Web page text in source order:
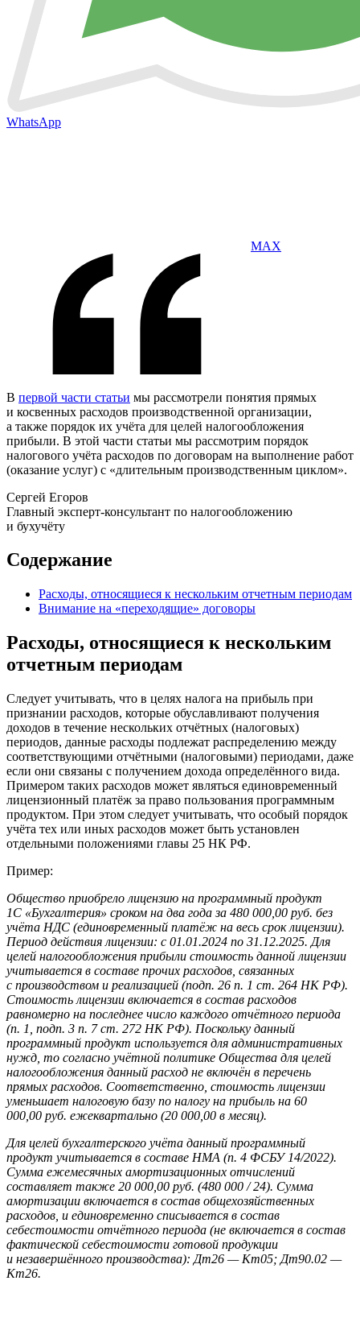
WhatsApp
MAX
В первой части статьи мы рассмотрели понятия прямых
и косвенных расходов производственной организации,
а также порядок их учёта для целей налогообложения
прибыли. В этой части статьи мы рассмотрим порядок
налогового учёта расходов по договорам на выполнение работ
(оказание услуг) с «длительным производственным циклом».
Сергей Егоров
Главный эксперт-консультант по налогообложению
и бухучёту
Содержание
Расходы, относящиеся к нескольким отчетным периодам
Внимание на «переходящие» договоры
Расходы, относящиеся к нескольким
отчетным периодам
Следует учитывать, что в целях налога на прибыль при
признании расходов, которые обуславливают получения
доходов в течение нескольких отчётных (налоговых)
периодов, данные расходы подлежат распределению между
соответствующими отчётными (налоговыми) периодами, даже
если они связаны с получением дохода определённого вида.
Примером таких расходов может являться единовременный
лицензионный платёж за право пользования программным
продуктом. При этом следует учитывать, что особый порядок
учёта тех или иных расходов может быть установлен
отдельными положениями главы 25 НК РФ.
Пример:
Общество приобрело лицензию на программный продукт
1С «Бухгалтерия» сроком на два года за 480 000,00 руб. без
учёта НДС (единовременный платёж на весь срок лицензии).
Период действия лицензии: с 01.01.2024 по 31.12.2025. Для
целей налогообложения прибыли стоимость данной лицензии
учитывается в составе прочих расходов, связанных
с производством и реализацией (подп. 26 п. 1 ст. 264 НК РФ).
Стоимость лицензии включается в состав расходов
равномерно на последнее число каждого отчётного периода
(п. 1, подп. 3 п. 7 ст. 272 НК РФ). Поскольку данный
программный продукт используется для административных
нужд, то согласно учётной политике Общества для целей
налогообложения данный расход не включён в перечень
прямых расходов. Соответственно, стоимость лицензии
уменьшает налоговую базу по налогу на прибыль на 60
000,00 руб. ежеквартально (20 000,00 в месяц).
Для целей бухгалтерского учёта данный программный
продукт учитывается в составе НМА (п. 4 ФСБУ 14/2022).
Сумма ежемесячных амортизационных отчислений
составляет также 20 000,00 руб. (480 000 / 24). Сумма
амортизации включается в состав общехозяйственных
расходов, и единовременно списывается в состав
себестоимости отчётного периода (не включается в состав
фактической себестоимости готовой продукции
и незавершённого производства): Дт26 — Кт05; Дт90.02 —
Кт26.